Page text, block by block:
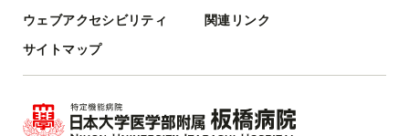
ウェブアクセシビリティ
関連リンク
サイトマップ